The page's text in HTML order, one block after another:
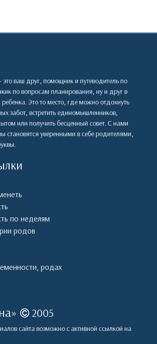
- это ваш друг, помощник и путеводитель по
по вопросам планирования, ну и друг в
Это то место, где можно отдохнуть
забот, встретить единомышленников,
или получить бесценный совет. С нами
становятся уверенными в себе родителями,
по неделям
родов
родах
» 2005
сайта возможно с активной ссылкой на